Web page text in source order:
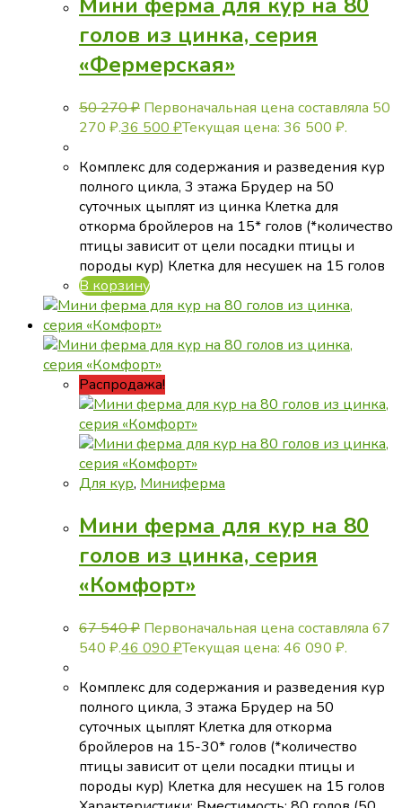
голов из цинка, серия
«Фермерская»
50 270₽ Первоначальная цена составляла 50
270 ₽.36 500 ₽Текущая цена: 36 500 ₽.
Комплекс для содержания и разведения кур
полного цикла, 3 этажа Брудер на 50
суточных цыплят из цинка Клетка для
откорма бройлеров на 15* голов (*количество
птицы зависит от цели посадки птицы и
породы кур) Клетка для несушек на 15 голов
В корзину
Распродажа!
Для кур, Миниферма
Мини ферма для кур на 80
голов из цинка, серия
«Комфорт»
67 540₽ Первоначальная цена составляла 67
540 ₽.46 090 ₽Текущая цена: 46 090 ₽.
Комплекс для содержания и разведения кур
полного цикла, 3 этажа Брудер на 50
суточных цыплят Клетка для откорма
бройлеров на 15-30* голов (*количество
птицы зависит от цели посадки птицы и
породы кур) Клетка для несушек на 15 голов